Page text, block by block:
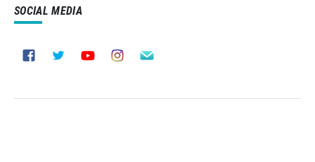
SOCIAL MEDIA